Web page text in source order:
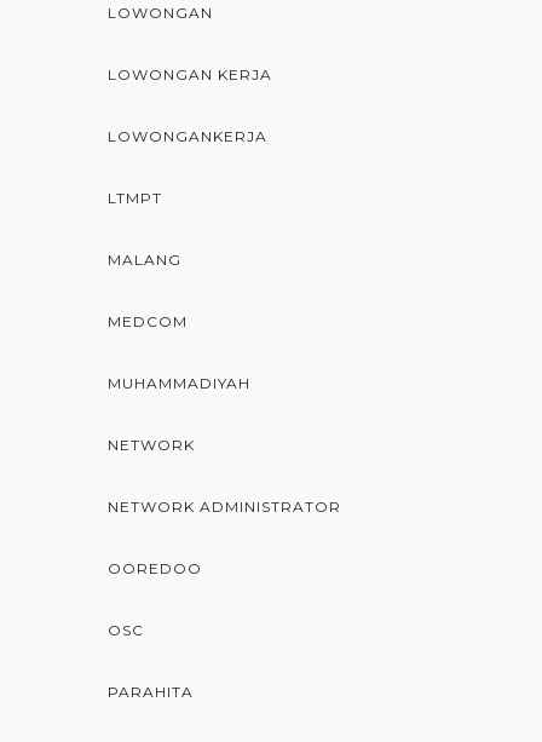
LOWONGAN
LOWONGAN KERJA
LOWONGANKERJA
LTMPT
MALANG
MEDCOM
MUHAMMADIYAH
NETWORK
NETWORK ADMINISTRATOR
OOREDOO
OSC
PARAHITA